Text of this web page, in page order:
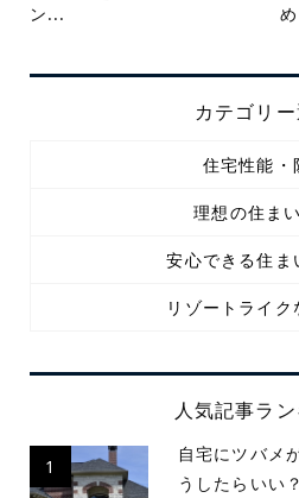
ン...
カテゴリ
住宅性能・
理想の住ま
安心できる住ま
リゾートライク
人気記事ラ
1
自宅にツバメ
うしたらいい